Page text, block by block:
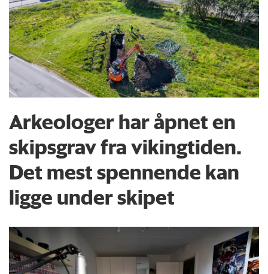
Arkeologer har åpnet en
skipsgrav fra vikingtiden.
Det mest spennende kan
ligge under skipet